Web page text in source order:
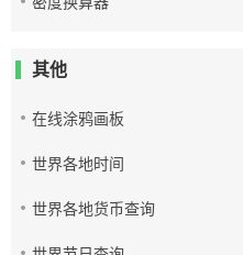
其他
在线涂鸦画板
世界各地时间
世界各地货币查询